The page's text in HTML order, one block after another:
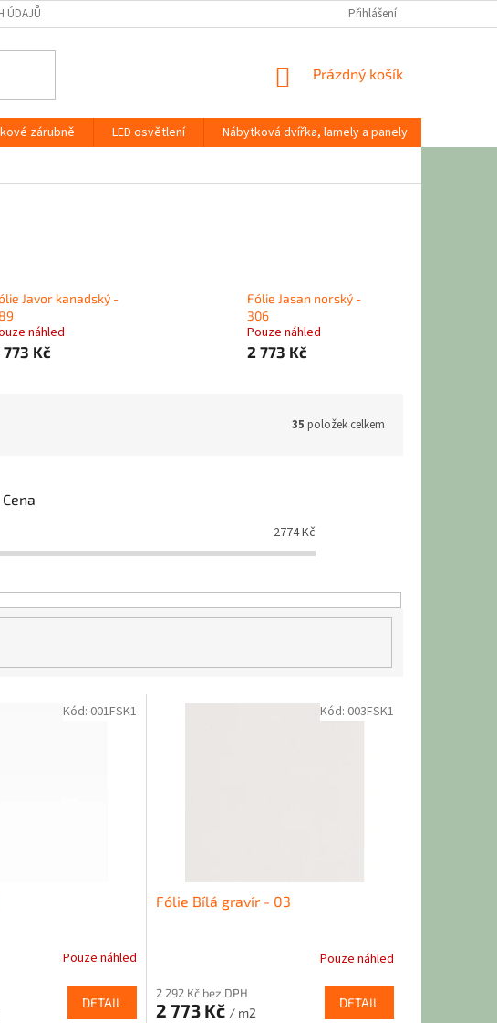
ÚDAJŮ Přihlášení
NÁKUPNÍ
Prázdný košík
zárubně LED osvětlení Nábytková dvířka, lamely a panely
Javor kanadský -
náhled
773 Kč
Fólie Jasan norský -
306
Pouze náhled
2 773 Kč
35 položek celkem
Cena
2774Kč
Pouze náhled
DETAIL
Kód: 001FSK1
Fólie Bílá gravír - 03
Pouze náhled
2 292 Kč bez DPH
2 773 Kč / m2
DETAIL
Kód: 003FSK1